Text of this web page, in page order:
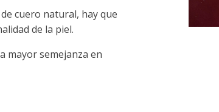
cuero natural, hay que
de la piel.
mayor semejanza en